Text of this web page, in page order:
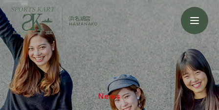
浜名湖店
HAMANAKO
News